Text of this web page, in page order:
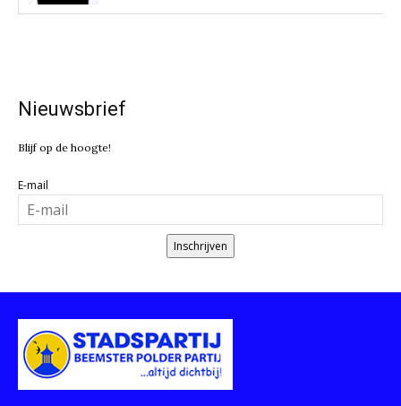
Nieuwsbrief
Blijf op de hoogte!
E-mail
Inschrijven